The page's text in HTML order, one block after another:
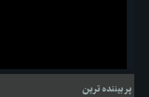
لحظاتی از قرائت زیارت اربعین امام حسین(ع) در
پر بیننده ترین